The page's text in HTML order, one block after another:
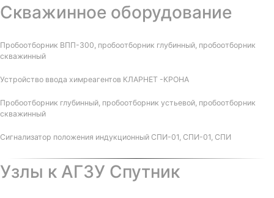
Скважинное оборудование
Пробоотборник ВПП-300, пробоотборник глубинный, пробоотборник
скважинный
Устройство ввода химреагентов КЛАРНЕТ -КРОНА
Пробоотборник глубинный, пробоотборник устьевой, пробоотборник
скважинный
Сигнализатор положения индукционный СПИ-01, СПИ-01, СПИ
Узлы к АГЗУ Спутник